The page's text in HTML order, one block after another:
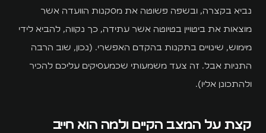
נביא בקצרה, ובשפה פשוטה את מסקנות הוועדה אשר
מוצאות את ביטויין בטיוטה אשר עתידה, כך נקווה, להביא לידי
מימוש, שינויים בתקנות בהקדם האפשרי. (נכון, שוב הרבה
התניות אבל… זה צעד משמעותי שכמעסיקים עליכם להכיר
ולהתכונן אליו).
קצת על המצב הקיים ולמה הוא חייב